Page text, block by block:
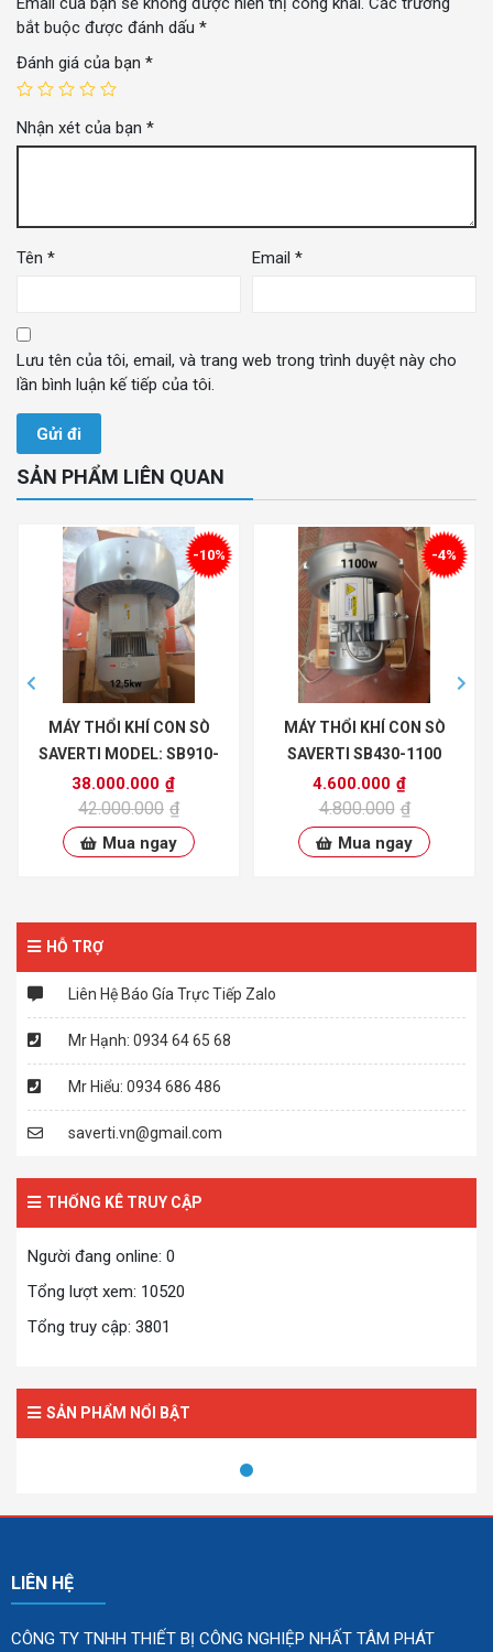
bắt buộc được đánh dấu *
Đánh giá của bạn *
Nhận xét của bạn *
Tên * Email *
Lưu tên của tôi, email, và trang web trong trình duyệt này cho
lần bình luận kế tiếp của tôi.
SẢN PHẨM LIÊN QUAN
MÁY THỔI KHÍ CON SÒ
SAVERTI MODEL: SB910-
12000S
38.000.000 ₫
42.000.000 ₫
Mua ngay
-10%
MÁY THỔI KHÍ CON SÒ
SAVERTI SB430-1100
4.600.000 ₫
4.800.000 ₫
Mua ngay
-4%
HỖ TRỢ
Liên Hệ Báo Gía Trực Tiếp Zalo
Mr Hạnh: 0934 64 65 68
Mr Hiểu: 0934 686 486
saverti.vn@gmail.com
THỐNG KÊ TRUY CẬP
Người đang online: 0
Tổng lượt xem: 10520
Tổng truy cập: 3801
SẢN PHẨM NỔI BẬT
LIÊN HỆ
CÔNG TY TNHH THIẾT BỊ CÔNG NGHIỆP NHẤT TÂM PHÁT